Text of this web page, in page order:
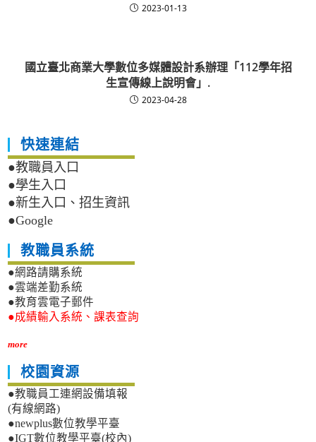
2023-01-13
國立臺北商業大學數位多媒體設計系辦理「112學年招
生宣傳線上說明會」.
2023-04-28
快速連結
●教職員入口
●學生入口
●新生入口、招生資訊
●Google
教職員系統
●網路請購系統
●雲端差勤系統
●教育雲電子郵件
●成績輸入系統、課表查詢
more
校園資源
●教職員工連網設備填報
(有線網路)
●newplus數位教學平臺
●IGT數位教學平臺(校內)